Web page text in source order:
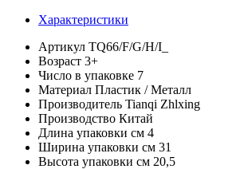
Характеристики
Артикул TQ66/F/G/H/I_
Возраст 3+
Число в упаковке 7
Материал Пластик / Металл
Производитель Tianqi Zhlxing
Производство Китай
Длина упаковки см 4
Ширина упаковки см 31
Высота упаковки см 20,5